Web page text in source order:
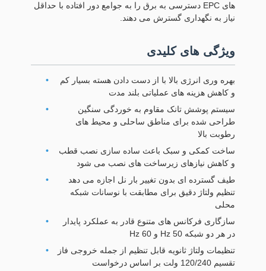
های EPC دسترسی به برق را به جوامع دور افتاده با حداقل
نیاز به نگهداری گسترش می دهند.
ویژگی های کلیدی
بهره وری انرژی بالا با از دست دادن هسته بسیار کم
و کاهش هزینه های عملیاتی بلند مدت
سیستم پوشش تانک مقاوم به خوردگی سنگین
طراحی شده برای مناطق ساحلی و محیط های
رطوبت بالا
ساخت کمکی و سبک باعث ساده سازی نصب قطب
و کاهش نیازهای زیرساخت های نصب می شود
طیف گسترده ای بدون تغییر بار نل اجازه می دهد
تنظیم ولتاژ دقیق برای مطابقت با نوسانات شبکه
محلی
سازگاری فرکانس های متنوع قادر به عملکرد پایدار
در هر دو شبکه 50 Hz و 60 Hz
تنظیمات ولتاژ ثانویه قابل تنظیم از جمله خروجی فاز
تقسیم 120/240 ولت بر اساس درخواست